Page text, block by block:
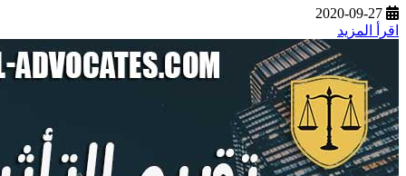
2020-09-27
اقرأ المزيد